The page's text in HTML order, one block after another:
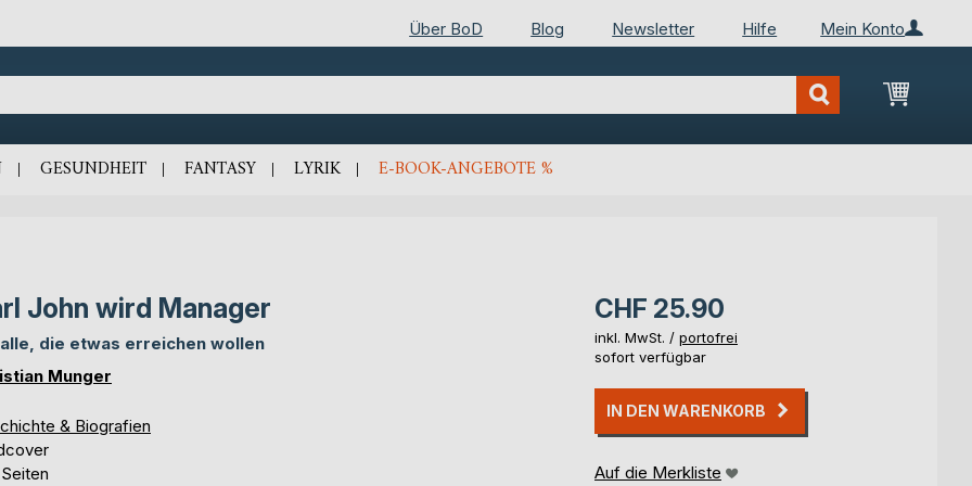
Mein Konto
Über BoD Blog Newsletter Hilfe
Mein
GESUNDHEIT FANTASY LYRIK E-BOOK-ANGEBOTE %
John wird Manager
alle, die etwas erreichen wollen
Munger
& Biografien
CHF 25.90
inkl. MwSt. / portofrei
sofort verfügbar
IN DEN WARENKORB
Auf die Merkliste